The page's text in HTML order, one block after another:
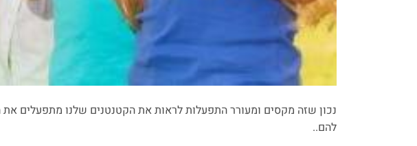
נכון שזה מקסים ומעורר התפעלות לראות את הקטנטנים שלנו מתפעלים
להם..